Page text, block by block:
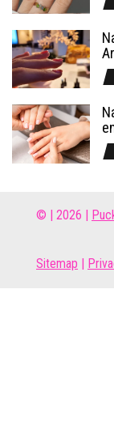
© | 2026 |
Sitemap